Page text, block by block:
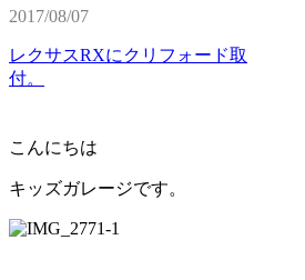
2017/08/07
レクサスRXにクリフォード取
付。
こんにちは
キッズガレージです。